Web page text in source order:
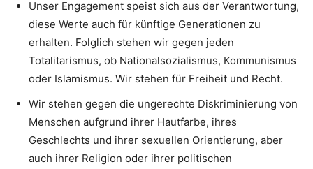
Unser Engagement speist sich aus der Verantwortung,
diese Werte auch für künftige Generationen zu
erhalten. Folglich stehen wir gegen jeden
Totalitarismus, ob Nationalsozialismus, Kommunismus
oder Islamismus. Wir stehen für Freiheit und Recht.
Wir stehen gegen die ungerechte Diskriminierung von
Menschen aufgrund ihrer Hautfarbe, ihres
Geschlechts und ihrer sexuellen Orientierung, aber
auch ihrer Religion oder ihrer politischen